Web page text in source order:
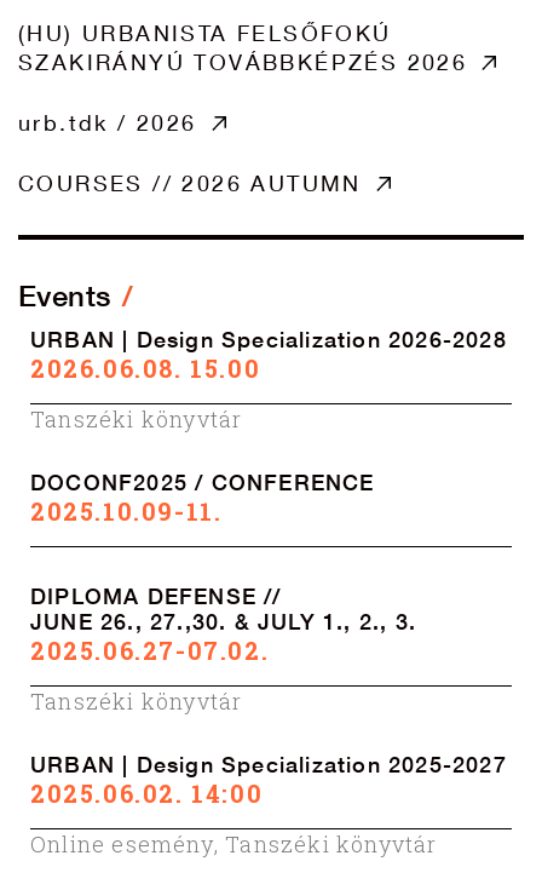
(HU) URBANISTA FELSŐFOKÚ
SZAKIRÁNYÚ TOVÁBBKÉPZÉS 2026
urb.tdk / 2026
COURSES // 2026 AUTUMN
Events
URBAN | Design Specialization 2026-2028
2026.06.08. 15.00
Tanszéki könyvtár
DOCONF2025 / CONFERENCE
2025.10.09-11.
DIPLOMA DEFENSE //
JUNE 26., 27.,30. & JULY 1., 2., 3.
2025.06.27-07.02.
Tanszéki könyvtár
URBAN | Design Specialization 2025-2027
2025.06.02. 14:00
Online esemény, Tanszéki könyvtár